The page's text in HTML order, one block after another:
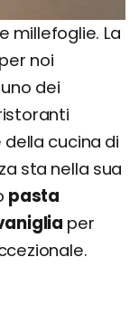
millefoglie. La
noi
dei
cucina di
sta nella sua
pasta
per